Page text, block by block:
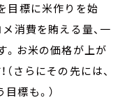
目標に米作りを始
消費を賄える量、一
。お米の価格が上が
さらにその先には、
標も。）